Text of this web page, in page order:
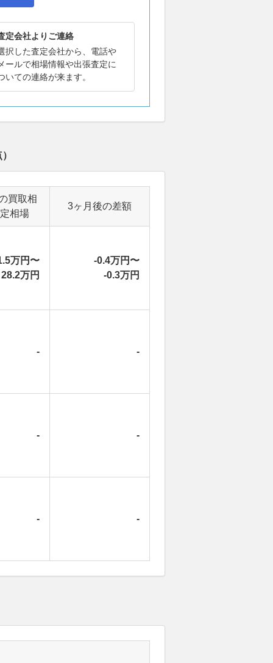
定会社よりご連絡
択した査定会社から、電話や
ールで相場情報や出張査定に
いての連絡が来ます。
買取相
相場
3ヶ月後の差額
万円〜
28.2万円
-0.4万円〜
-0.3万円
- -
- -
- -